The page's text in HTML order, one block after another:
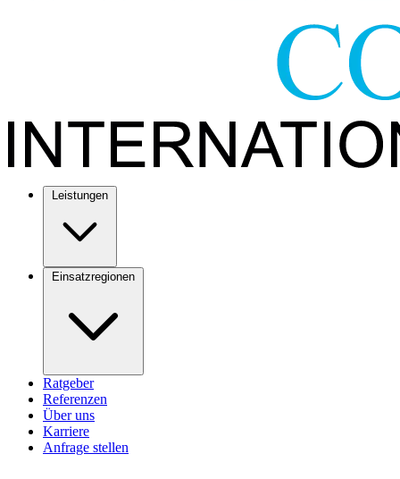
Ratgeber
Referenzen
Über uns
Karriere
Anfrage stellen